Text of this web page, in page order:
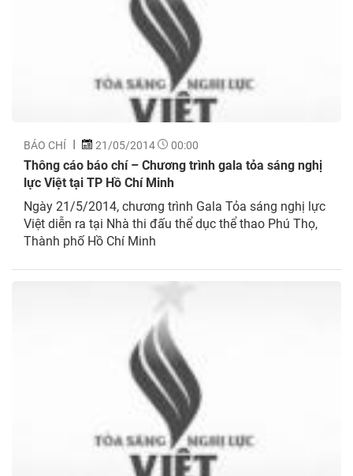
BÁO CHÍ 21/05/2014 00:00
Thông cáo báo chí – Chương trình gala tỏa sáng nghị
lực Việt tại TP Hồ Chí Minh
Ngày 21/5/2014, chương trình Gala Tỏa sáng nghị lực
Việt diễn ra tại Nhà thi đấu thể dục thể thao Phú Thọ,
Thành phố Hồ Chí Minh